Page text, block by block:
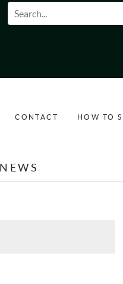
Search form
CONTACT HOW TO
NEWS